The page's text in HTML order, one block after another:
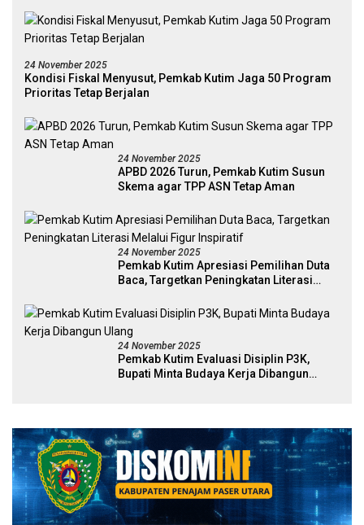
24 November 2025
Kondisi Fiskal Menyusut, Pemkab Kutim Jaga 50 Program
Prioritas Tetap Berjalan
24 November 2025
APBD 2026 Turun, Pemkab Kutim Susun
Skema agar TPP ASN Tetap Aman
24 November 2025
Pemkab Kutim Apresiasi Pemilihan Duta
Baca, Targetkan Peningkatan Literasi
24 November 2025
Pemkab Kutim Evaluasi Disiplin P3K,
Bupati Minta Budaya Kerja Dibangun